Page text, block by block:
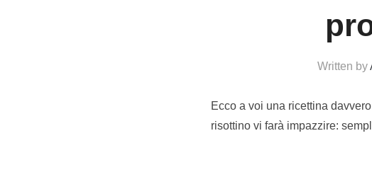
Written by
Ecco a voi una ricettina
risottino vi farà impazzire: